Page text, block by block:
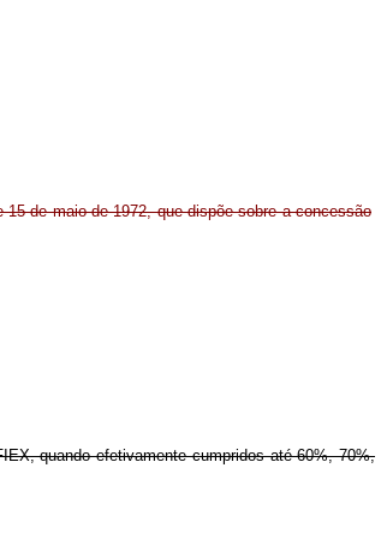
de maio de 1972, que dispõe sobre a concessão
quando efetivamente cumpridos até 60%, 70%,